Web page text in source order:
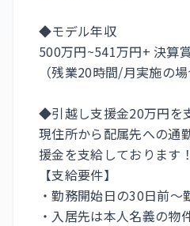
◆モデル年収
500万円~541万円+ 決算
（残業20時間/月実施の場
◆引越し支援金20万円を
現住所から配属先への通
援金を支給しております！
【支給要件】
・勤務開始日の30日前
・入居先は本人名義の物